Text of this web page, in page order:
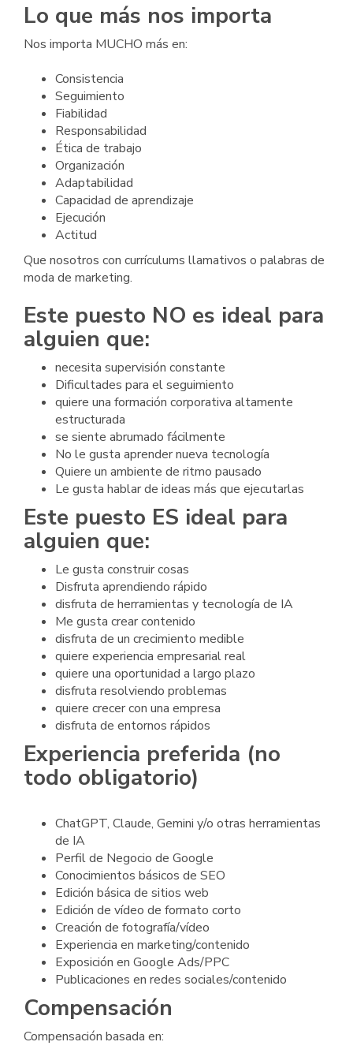
Lo que más nos importa
Nos importa MUCHO más en:
Consistencia
Seguimiento
Fiabilidad
Responsabilidad
Ética de trabajo
Organización
Adaptabilidad
Capacidad de aprendizaje
Ejecución
Actitud
Que nosotros con currículums llamativos o palabras de
moda de marketing.
Este puesto NO es ideal para
alguien que:
necesita supervisión constante
Dificultades para el seguimiento
quiere una formación corporativa altamente
estructurada
se siente abrumado fácilmente
No le gusta aprender nueva tecnología
Quiere un ambiente de ritmo pausado
Le gusta hablar de ideas más que ejecutarlas
Este puesto ES ideal para
alguien que:
Le gusta construir cosas
Disfruta aprendiendo rápido
disfruta de herramientas y tecnología de IA
Me gusta crear contenido
disfruta de un crecimiento medible
quiere experiencia empresarial real
quiere una oportunidad a largo plazo
disfruta resolviendo problemas
quiere crecer con una empresa
disfruta de entornos rápidos
Experiencia preferida (no
todo obligatorio)
ChatGPT, Claude, Gemini y/o otras herramientas
de IA
Perfil de Negocio de Google
Conocimientos básicos de SEO
Edición básica de sitios web
Edición de vídeo de formato corto
Creación de fotografía/vídeo
Experiencia en marketing/contenido
Exposición en Google Ads/PPC
Publicaciones en redes sociales/contenido
Compensación
Compensación basada en: